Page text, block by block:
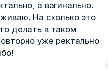
а вагинально.
На сколько это
делать в таком
уже ректально